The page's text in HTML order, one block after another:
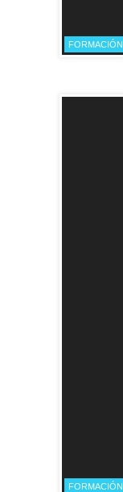
FORMACIÓN
FORMACIÓN